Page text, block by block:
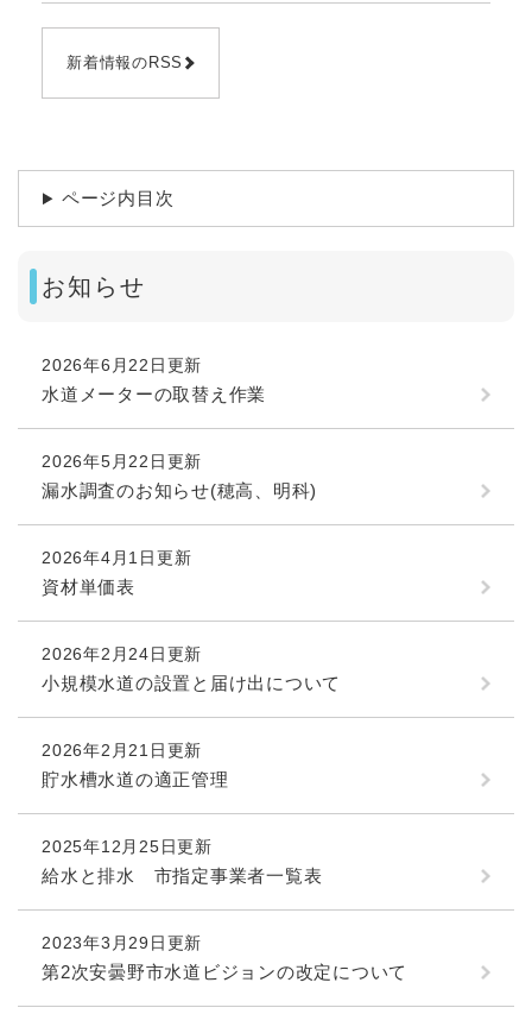
新着情報のRSS
ページ内目次
お知らせ
2026年6月22日更新
水道メーターの取替え作業
2026年5月22日更新
漏水調査のお知らせ(穂高、明科)
2026年4月1日更新
資材単価表
2026年2月24日更新
小規模水道の設置と届け出について
2026年2月21日更新
貯水槽水道の適正管理
2025年12月25日更新
給水と排水 市指定事業者一覧表
2023年3月29日更新
第2次安曇野市水道ビジョンの改定について